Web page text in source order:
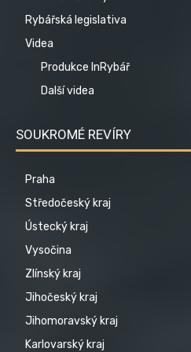
Rybářská legislativa
Videa
Produkce InRybář
Další videa
SOUKROMÉ REVÍRY
Praha
Středočeský kraj
Ústecký kraj
Vysočina
Zlínský kraj
Jihočeský kraj
Jihomoravský kraj
Karlovarský kraj